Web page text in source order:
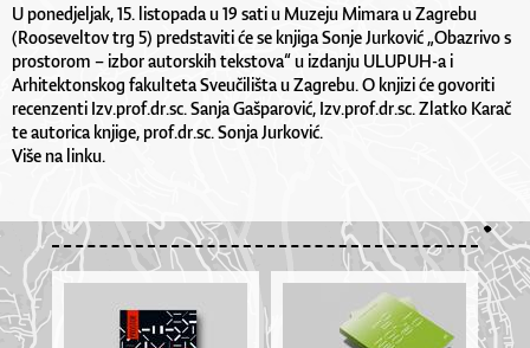
U ponedjeljak, 15. listopada u 19 sati u Muzeju Mimara u Zagrebu
(Rooseveltov trg 5) predstaviti će se knjiga Sonje Jurković „Obazrivo s
prostorom – izbor autorskih tekstova“ u izdanju ULUPUH-a i
Arhitektonskog fakulteta Sveučilišta u Zagrebu. O knjizi će govoriti
recenzenti Izv.prof.dr.sc. Sanja Gašparović, Izv.prof.dr.sc. Zlatko Karač
te autorica knjige, prof.dr.sc. Sonja Jurković.
Više na linku.